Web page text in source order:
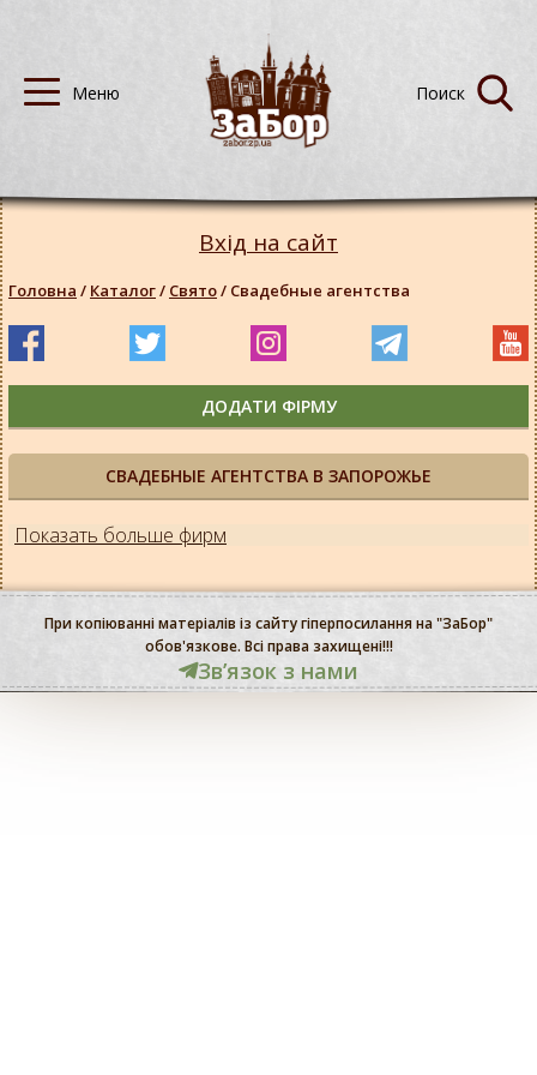
СВАДЕБНЫЕ АГЕНТСТВА В ЗАПОРОЖЬЕ
Показать больше фирм
Вхід на сайт
Головна / Каталог/ Свято/ Свадебные агентства
ДОДАТИ ФІРМУ
При копіюванні матеріалів із сайту гіперпосилання на "ЗаБор"
обов'язкове. Всі права захищені!!!
Звʼязок з нами